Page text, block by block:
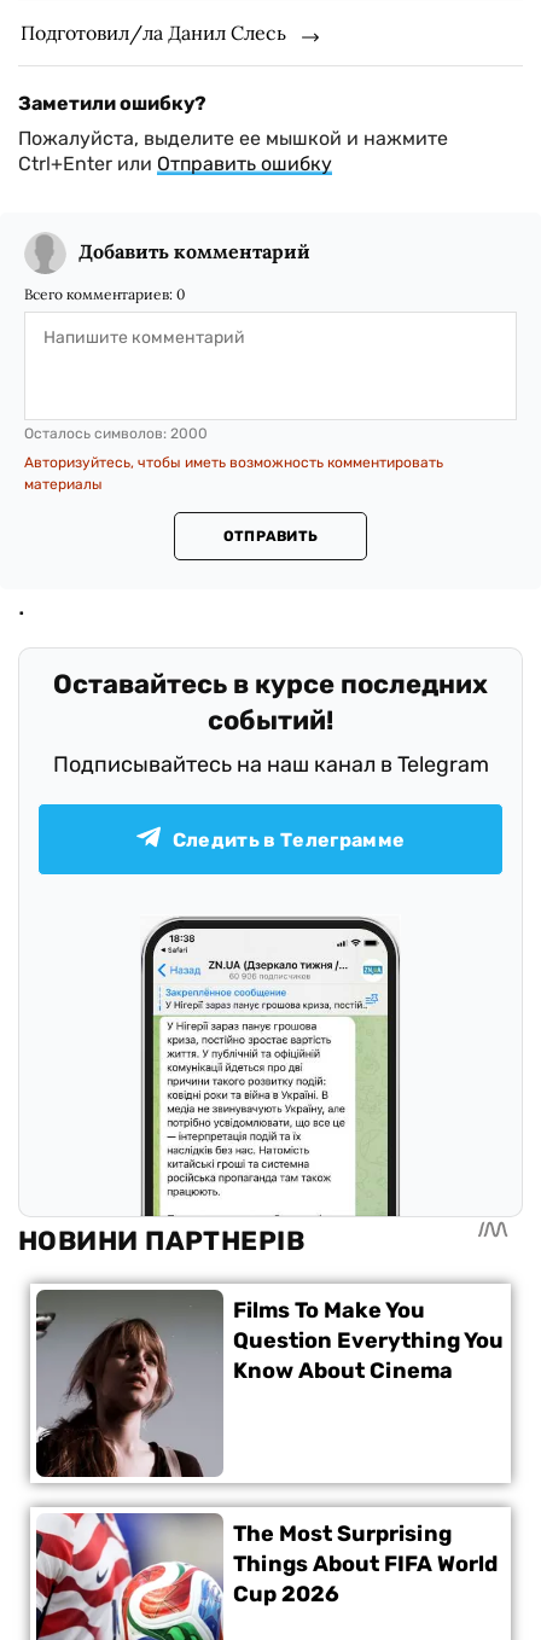
Подготовил/ла Данил Слесь
Заметили ошибку?
Пожалуйста, выделите ее мышкой и нажмите
Ctrl+Enter или Отправить ошибку
Добавить комментарий
Всего комментариев: 0
Осталось символов: 2000
Авторизуйтесь, чтобы иметь возможность комментировать
материалы
ОТПРАВИТЬ
Оставайтесь в курсе последних
событий!
Подписывайтесь на наш канал в Telegram
Следить в Телеграмме